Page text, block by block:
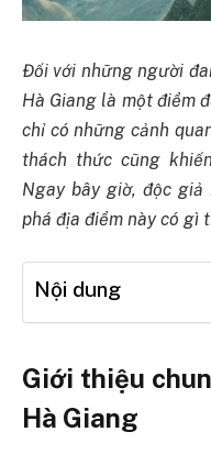
Đối với những người
Hà Giang là một điểm
chỉ có những cảnh
thách thức cũng
Ngay bây giờ, độc giả
phá địa điểm này có gì
Nội dung
Giới thiệu
Hà Giang